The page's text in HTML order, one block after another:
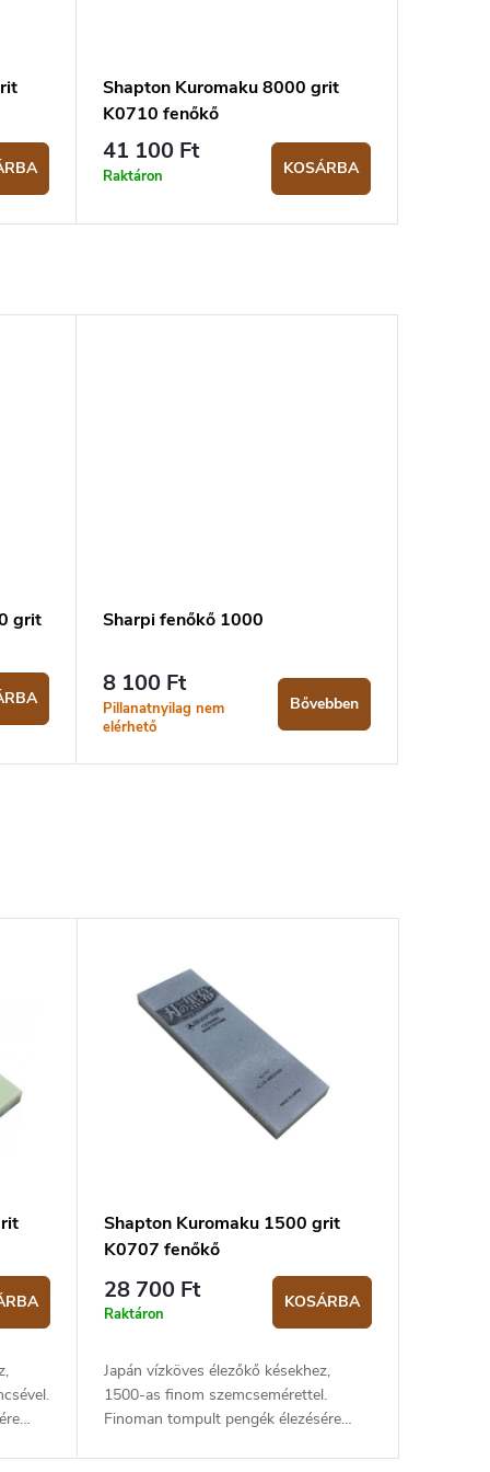
Shapton Kuromaku 8000 grit
K0710 fenőkő
41 100 Ft
Raktáron KOSÁRBA
grit Sharpi fenőkő 1000
8 100 Ft
Pillanatnyilag nem
elérhető
Bővebben
Shapton Kuromaku 1500 grit
K0707 fenőkő
28 700 Ft
Raktáron
KOSÁRBA
Japán vízköves élezőkő késekhez,
1500-as finom szemcsemérettel.
Finoman tompult pengék élezésére